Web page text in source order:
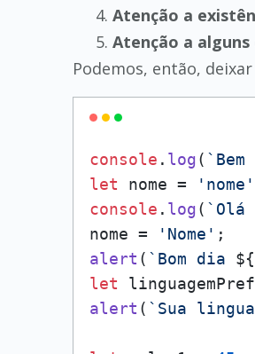
Atenção a
Atenção a
Podemos, então,
console . log(
let nome = 'nome'
console . log( `Olá
nome =
'Nome'
alert ( `Bom dia
let
alert ( `Sua